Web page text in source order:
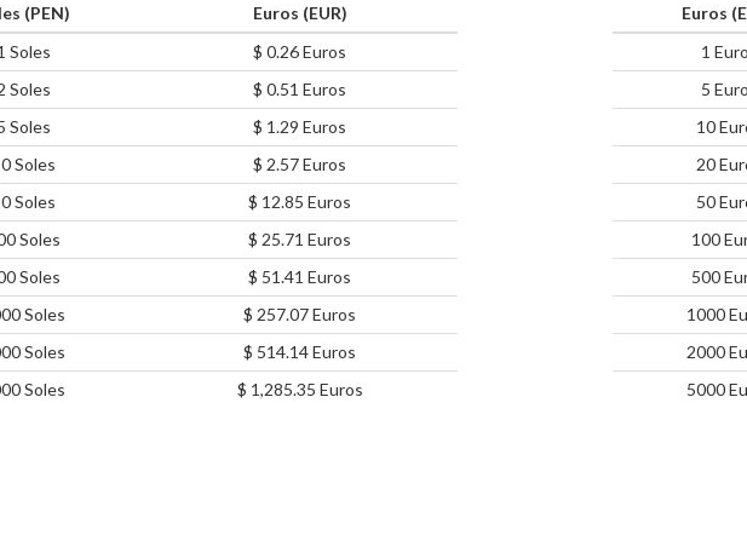
(PEN)
Euros (EUR)
Soles
$ 0.26 Euros
Soles
$ 0.51 Euros
Soles
$ 1.29 Euros
Soles
$ 2.57 Euros
Soles
$ 12.85 Euros
Soles
$ 25.71 Euros
Soles
$ 51.41 Euros
Soles
$ 257.07 Euros
Soles
$ 514.14 Euros
Soles
$ 1,285.35 Euros
Euros
1
5
10
20
50
100
500
1000
2000
5000